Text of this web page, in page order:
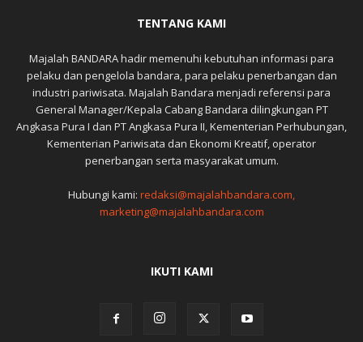
TENTANG KAMI
Majalah BANDARA hadir memenuhi kebutuhan informasi para
pelaku dan pengelola bandara, para pelaku penerbangan dan
industri pariwisata. Majalah Bandara menjadi referensi para
General Manager/Kepala Cabang Bandara dilingkungan PT
Angkasa Pura I dan PT Angkasa Pura II, Kementerian Perhubungan,
Kementerian Pariwisata dan Ekonomi Kreatif, operator
penerbangan serta masyarakat umum.
Hubungi kami: redaksi@majalahbandara.com,
marketing@majalahbandara.com
IKUTI KAMI